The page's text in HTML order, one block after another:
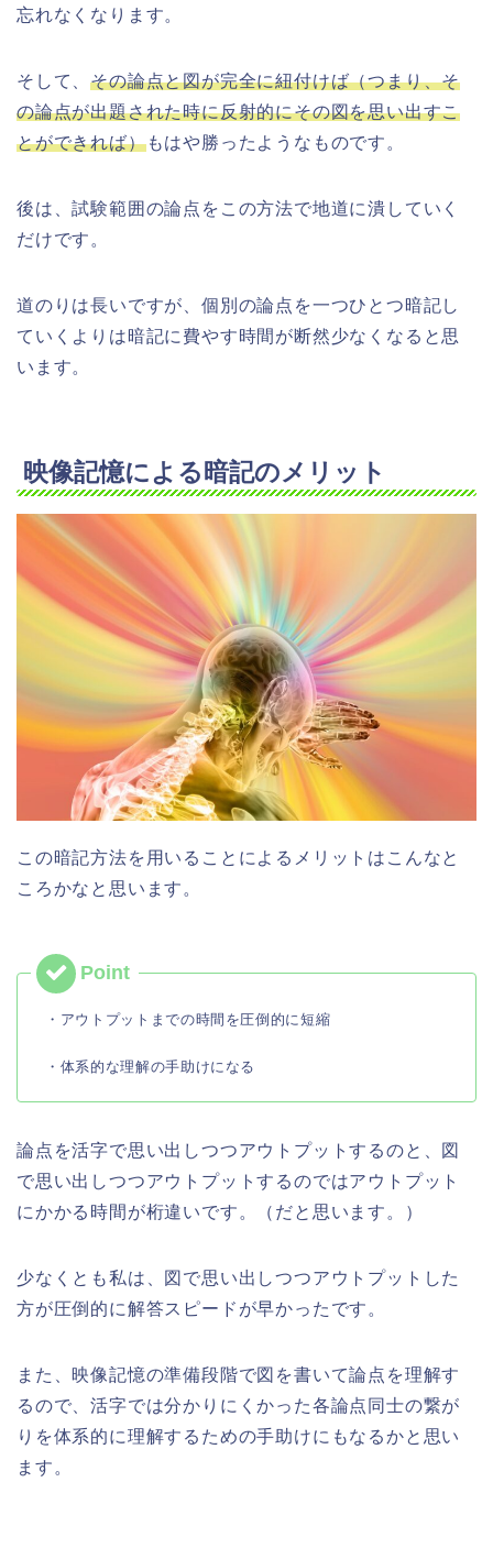
忘れなくなります。
そして、その論点と図が完全に紐付けば（つまり、そ
の論点が出題された時に反射的にその図を思い出すこ
とができれば）もはや勝ったようなものです。
後は、試験範囲の論点をこの方法で地道に潰していく
だけです。
道のりは長いですが、個別の論点を一つひとつ暗記し
ていくよりは暗記に費やす時間が断然少なくなると思
います。
映像記憶による暗記のメリット
この暗記方法を用いることによるメリットはこんなと
ころかなと思います。
・アウトプットまでの時間を圧倒的に短縮
・体系的な理解の手助けになる
論点を活字で思い出しつつアウトプットするのと、図
で思い出しつつアウトプットするのではアウトプット
にかかる時間が桁違いです。（だと思います。）
少なくとも私は、図で思い出しつつアウトプットした
方が圧倒的に解答スピードが早かったです。
また、映像記憶の準備段階で図を書いて論点を理解す
るので、活字では分かりにくかった各論点同士の繋が
りを体系的に理解するための手助けにもなるかと思い
ます。